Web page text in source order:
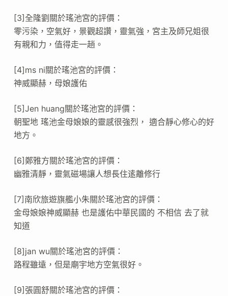
[3]全隆劉關於瑤池宮的評價：
零污染，空氣好，景觀超讚，靈氣強，宮主及師兄姐很
有親和力，值得走一趟。
[4]ms ni關於瑤池宮的評價：
神威顯赫，母娘護佑
[5]Jen huang關於瑤池宮的評價：
朝聖地 瑤池金母娘娘的靈感很強烈， 適合靜心修心的好
地方。
[6]鄭雅方關於瑤池宮的評價：
幽雅清靜，靈氣磁場讓人想長住逺離修行
[7]南欣旅遊旗艦小朱關於瑤池宮的評價：
金母娘娘神威顯赫 也是護佑中華民國的 不相信 去了就
知道
[8]jan wu關於瑤池宮的評價：
路程雖遠，但是廟宇地方空氣很好。
[9]張圓舒關於瑤池宮的評價：